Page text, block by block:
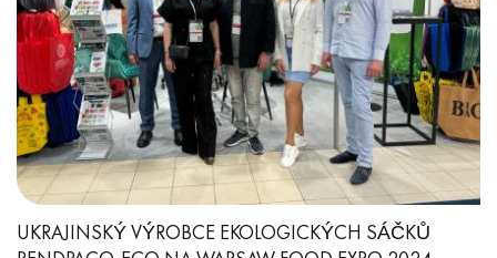
UKRAJINSKÝ VÝROBCE EKOLOGICKÝCH SÁČKŮ